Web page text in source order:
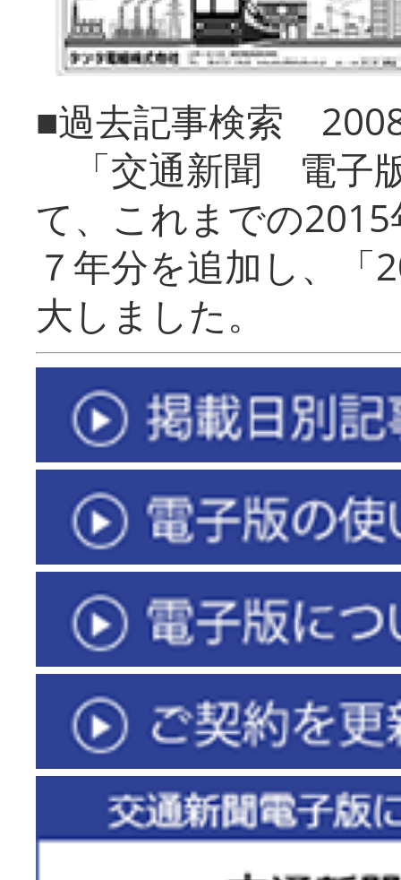
■過去記事検索
「交通新聞 電子
て、これまでの
７年分を追加し、「
大しまし